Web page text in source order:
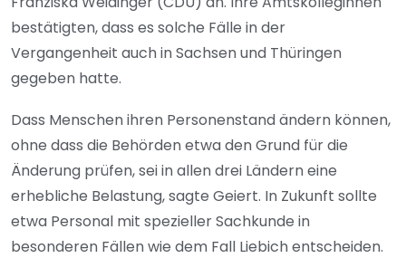
bestätigten, dass es solche Fälle in der
Vergangenheit auch in Sachsen und Thüringen
gegeben hatte.
Dass Menschen ihren Personenstand ändern können,
ohne dass die Behörden etwa den Grund für die
Änderung prüfen, sei in allen drei Ländern eine
erhebliche Belastung, sagte Geiert. In Zukunft sollte
etwa Personal mit spezieller Sachkunde in
besonderen Fällen wie dem Fall Liebich entscheiden.